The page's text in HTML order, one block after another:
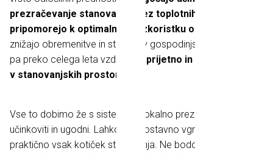
prezračevanje stanovanja brez toplotnih izgub in
pripomorejo k optimalnemu izkoristku ogrevanja.
znižajo obremenitve in stroške v gospodinjstvu. Predvsem
pa preko celega leta vzdržujejo prijetno in udobno okolje
v stanovanjskih prostorih.
Vse to dobimo že s sistemi za lokalno prezračevanje. Ti so
učinkoviti in ugodni. Lahko jih enostavno vgradimo v
praktično vsak kotiček stanovanja. Ne bodo v napoto,